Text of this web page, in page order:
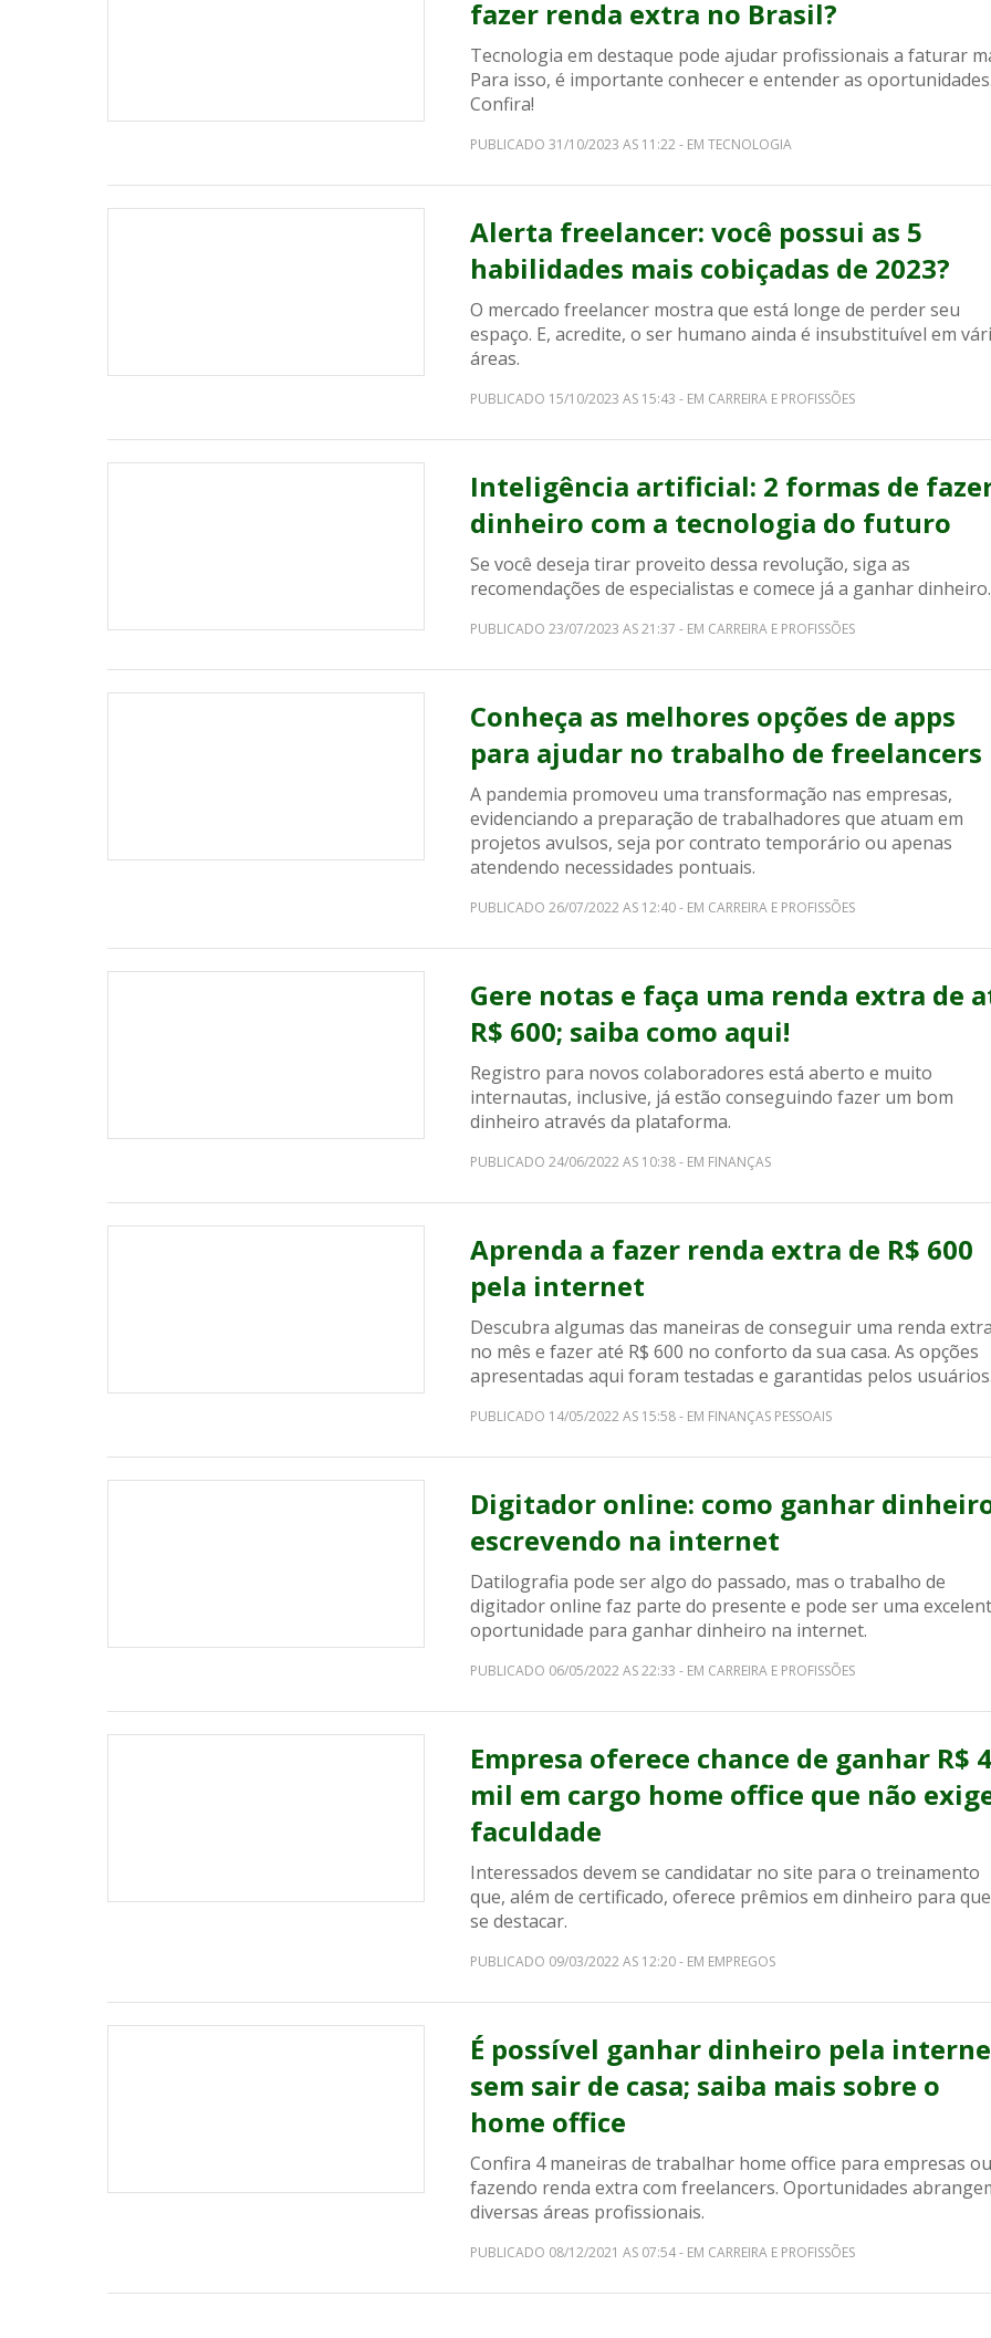
fazer renda extra no Brasil?
Tecnologia em destaque pode ajudar profissionais a faturar
Para isso, é importante conhecer e entender as
Confira!
PUBLICADO 31/10/2023 AS 11:22 - EM TECNOLOGIA
Alerta freelancer: você possui as 5
habilidades mais cobiçadas de 2023?
O mercado freelancer mostra que está longe de perder seu
espaço. E, acredite, o ser humano ainda é insubstituível em
áreas.
PUBLICADO 15/10/2023 AS 15:43 - EM CARREIRA E PROFISSÕES
Inteligência artificial: 2 formas de
dinheiro com a tecnologia do futuro
Se você deseja tirar proveito dessa revolução, siga as
recomendações de especialistas e comece já a ganhar dinheiro.
PUBLICADO 23/07/2023 AS 21:37 - EM CARREIRA E PROFISSÕES
Conheça as melhores opções de apps
para ajudar no trabalho de freelancers
A pandemia promoveu uma transformação nas empresas,
evidenciando a preparação de trabalhadores que atuam em
projetos avulsos, seja por contrato temporário ou apenas
atendendo necessidades pontuais.
PUBLICADO 26/07/2022 AS 12:40 - EM CARREIRA E PROFISSÕES
Gere notas e faça uma renda extra de
R$ 600; saiba como aqui!
Registro para novos colaboradores está aberto e muito
internautas, inclusive, já estão conseguindo fazer um bom
dinheiro através da plataforma.
PUBLICADO 24/06/2022 AS 10:38 - EM FINANÇAS
Aprenda a fazer renda extra de R$ 600
pela internet
Descubra algumas das maneiras de conseguir uma renda
no mês e fazer até R$ 600 no conforto da sua casa. As opções
apresentadas aqui foram testadas e garantidas pelos
PUBLICADO 14/05/2022 AS 15:58 - EM FINANÇAS PESSOAIS
Digitador online: como ganhar
escrevendo na internet
Datilografia pode ser algo do passado, mas o trabalho de
digitador online faz parte do presente e pode ser uma
oportunidade para ganhar dinheiro na internet.
PUBLICADO 06/05/2022 AS 22:33 - EM CARREIRA E PROFISSÕES
Empresa oferece chance de ganhar R$ 4
mil em cargo home office que não
faculdade
Interessados devem se candidatar no site para o treinamento
que, além de certificado, oferece prêmios em dinheiro para
se destacar.
PUBLICADO 09/03/2022 AS 12:20 - EM EMPREGOS
É possível ganhar dinheiro pela
sem sair de casa; saiba mais sobre o
home office
Confira 4 maneiras de trabalhar home office para empresas ou
fazendo renda extra com freelancers. Oportunidades
diversas áreas profissionais.
PUBLICADO 08/12/2021 AS 07:54 - EM CARREIRA E PROFISSÕES